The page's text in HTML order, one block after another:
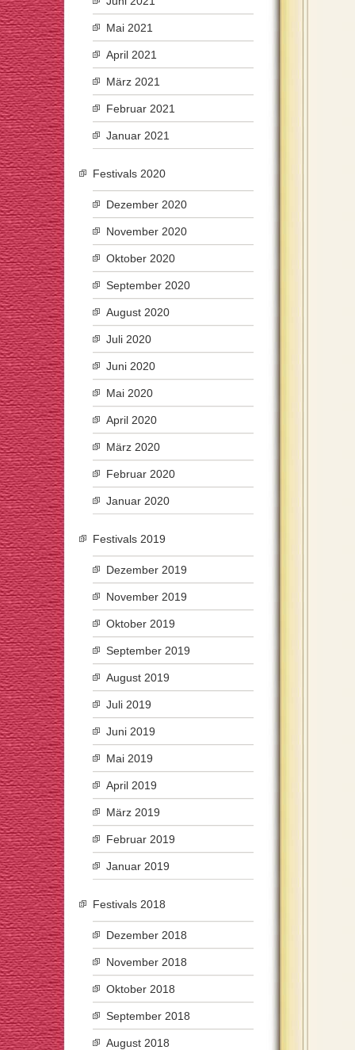
Mai 2021
April 2021
März 2021
Februar 2021
Januar 2021
Festivals 2020
Dezember 2020
November 2020
Oktober 2020
September 2020
August 2020
Juli 2020
Juni 2020
Mai 2020
April 2020
März 2020
Februar 2020
Januar 2020
Festivals 2019
Dezember 2019
November 2019
Oktober 2019
September 2019
August 2019
Juli 2019
Juni 2019
Mai 2019
April 2019
März 2019
Februar 2019
Januar 2019
Festivals 2018
Dezember 2018
November 2018
Oktober 2018
September 2018
August 2018